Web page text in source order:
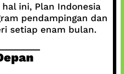
ini, Plan Indonesia
pendampingan dan
setiap enam bulan.